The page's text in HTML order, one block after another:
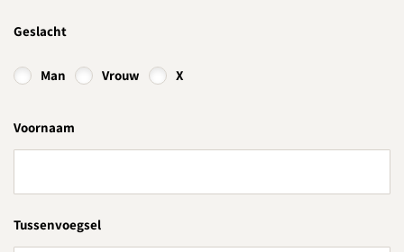
Geslacht
Man Vrouw X
Voornaam
Tussenvoegsel